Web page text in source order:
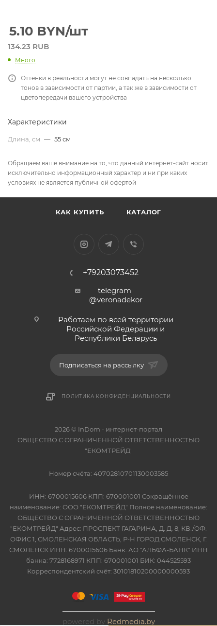
5.10 BYN/шт
134.23 RUB
Много
Оттенки в реальности могут не совпадать на несколько
тонов в зависимости от партии, а так же в зависимости от
цветопередачи вашего устройства
Характеристики
Длина, см — 55 см
Обращаем ваше внимание на то, что данный интернет-сайт носит
исключительно информационный характер и ни при каких
условиях не является публичной офертой
КАК КУПИТЬ КАТАЛОГ
+79203073452
telegram
@veronadekor
Работаем по всей территории
Российской Федерации и
Республики Беларусь
Подписаться на рассылку
ПОЛИТИКА КОНФИДЕНЦИАЛЬНОСТИ
2026 © InDom - интернет-портал
ОБЩЕСТВО С ОГРАНИЧЕННОЙ ОТВЕТСТВЕННОСТЬЮ
"ЕКОМТРЕЙД"
Номер счёта: 40702810701130003585
ИНН: 6700015606 КПП: 670001001 Сокращённое
наименование: ООО "ЕКОМТРЕЙД" Полное наименование:
ОБЩЕСТВО С ОГРАНИЧЕННОЙ ОТВЕТСТВЕННОСТЬЮ
"ЕКОМТРЕЙД" Адрес: ПРОСПЕКТ ГАГАРИНА, Д. Д. 8, КВ./ОФ.
ОФИС 1, СМОЛЕНСКАЯ ОБЛАСТЬ, Р-Н ГОРОД СМОЛЕНСК, Г.
СМОЛЕНСК ИНН: 6700015606 Банк: АО "АЛЬФА-БАНК" ИНН
банка: 7728168971 КПП: 670001001 БИК: 044525593
Корреспондентский счёт: 30101810200000000593
powered by Redmedia.by